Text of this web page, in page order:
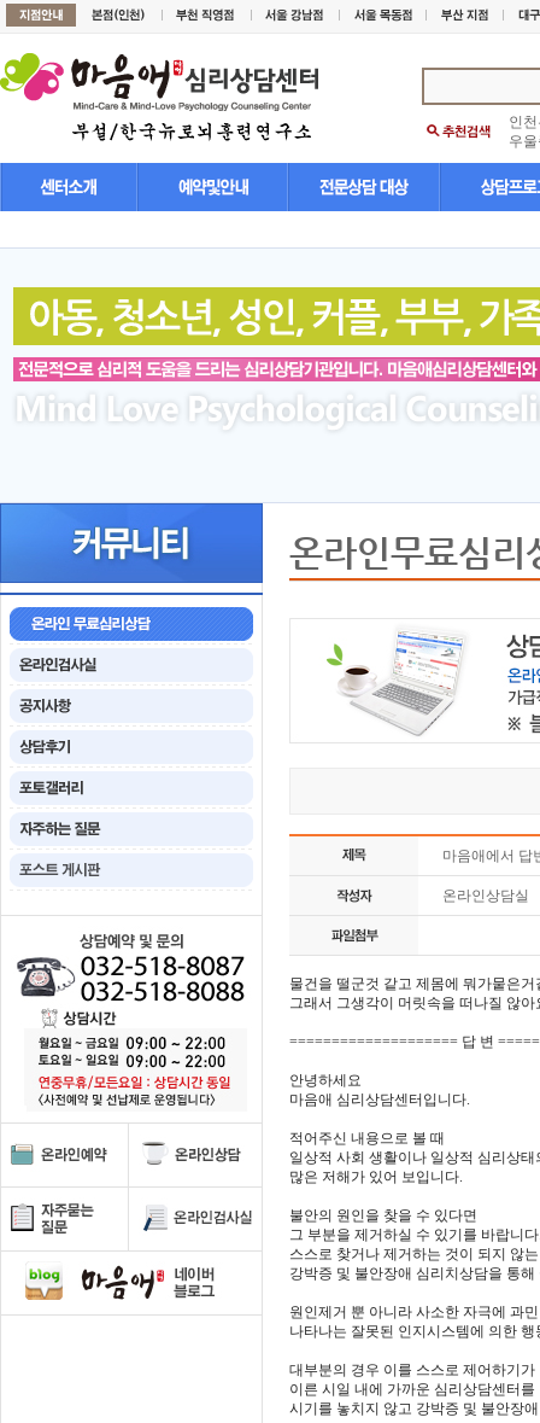
인
우
온라인무료심리
마음애에서 답
온라인상담실
물건을 떨군것 같고 제몸에 뭐가뭍은
그래서 그생각이 머릿속을 떠나질 않아
==================== 답 변
안녕하세요
마음애 심리상담센터입니다.
적어주신 내용으로 볼 때
일상적 사회 생활이나 일상적 심리상태
많은 저해가 있어 보입니다.
불안의 원인을 찾을 수 있다면
그 부분을 제거하실 수 있기를 바랍니
스스로 찾거나 제거하는 것이 되지 않
강박증 및 불안장애 심리치상담을 통
원인제거 뿐 아니라 사소한 자극에 과
나타나는 잘못된 인지시스템에 의한
대부분의 경우 이를 스스로 제어하기가
이른 시일 내에 가까운 심리상담센터를
시기를 놓치지 않고 강박증 및 불안장